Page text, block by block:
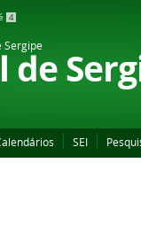
4
Sergipe
SEI